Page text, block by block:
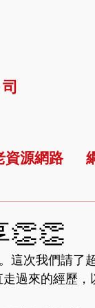
資源網路
👏👏
這次我們請了
過來的經歷